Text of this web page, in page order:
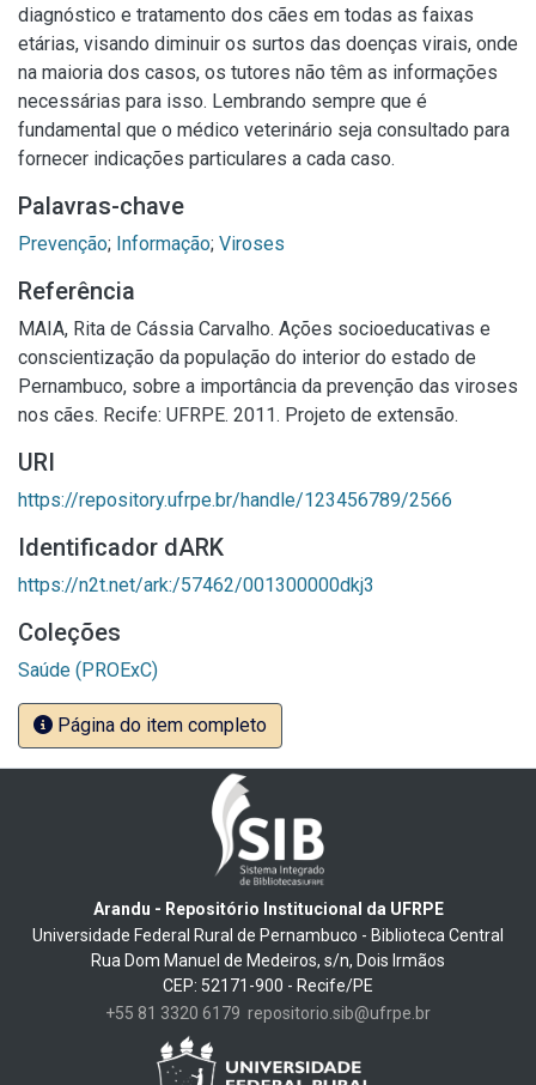
diagnóstico e tratamento dos cães em todas as faixas
etárias, visando diminuir os surtos das doenças virais, onde
na maioria dos casos, os tutores não têm as informações
necessárias para isso. Lembrando sempre que é
fundamental que o médico veterinário seja consultado para
fornecer indicações particulares a cada caso.
Palavras-chave
Prevenção; Informação; Viroses
Referência
MAIA, Rita de Cássia Carvalho. Ações socioeducativas e
conscientização da população do interior do estado de
Pernambuco, sobre a importância da prevenção das viroses
nos cães. Recife: UFRPE. 2011. Projeto de extensão.
URI
https://repository.ufrpe.br/handle/123456789/2566
Identificador dARK
https://n2t.net/ark:/57462/001300000dkj3
Coleções
Saúde (PROExC)
Página do item completo
Arandu - Repositório Institucional da UFRPE
Universidade Federal Rural de Pernambuco - Biblioteca Central
Rua Dom Manuel de Medeiros, s/n, Dois Irmãos
CEP: 52171-900 - Recife/PE
+55 81 3320 6179 repositorio.sib@ufrpe.br